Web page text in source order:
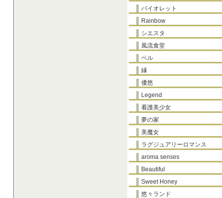
バイオレット
Rainbow
シエスタ
風流食堂
ベル
縁
優悠
Legend
看護美少女
夢の家
美魔女
ラグジュアリーロマンス
aroma senses
Beautiful
Sweet Honey
悠々ランド